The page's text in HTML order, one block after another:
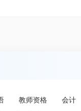
教师资格 会计